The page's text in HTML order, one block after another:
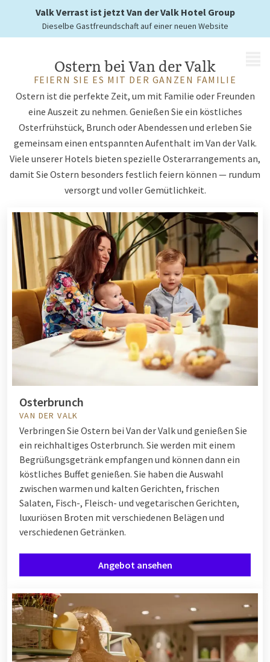
Valk Verrast ist jetzt Van der Valk Hotel Group
Dieselbe Gastfreundschaft auf einer neuen Website
bei Van der Valk
Ostern bei Van der Valk
FEIERN SIE ES MIT DER GANZEN FAMILIE
Ostern ist die perfekte Zeit, um mit Familie oder Freunden
eine Auszeit zu nehmen. Genießen Sie ein köstliches
Osterfrühstück, Brunch oder Abendessen und erleben Sie
gemeinsam einen entspannten Aufenthalt im Van der Valk.
Viele unserer Hotels bieten spezielle Osterarrangements an,
damit Sie Ostern besonders festlich feiern können — rundum
versorgt und voller Gemütlichkeit.
Osterbrunch
VAN DER VALK
Verbringen Sie Ostern bei Van der Valk und genießen Sie
ein reichhaltiges Osterbrunch. Sie werden mit einem
Begrüßungsgetränk empfangen und können dann ein
köstliches Buffet genießen. Sie haben die Auswahl
zwischen warmen und kalten Gerichten, frischen
Salaten, Fisch-, Fleisch- und vegetarischen Gerichten,
luxuriösen Broten mit verschiedenen Belägen und
verschiedenen Getränken.
Angebot ansehen